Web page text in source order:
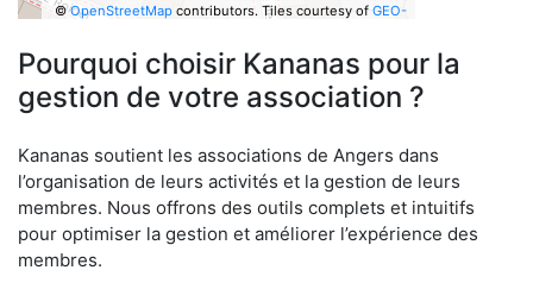
©OpenStreetMapcontributors. Tiles courtesy of GEO-
Pourquoi choisir Kananas pour la
gestion de votre association ?
Kananas soutient les associations de Angers dans
l’organisation de leurs activités et la gestion de leurs
membres. Nous offrons des outils complets et intuitifs
pour optimiser la gestion et améliorer l’expérience des
membres.